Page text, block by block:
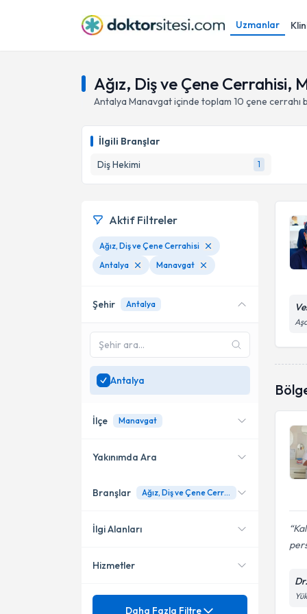
Uzmanlar
Ağız, Diş ve Çene Cerrahisi,
Antalya Manavgatiçinde toplam 10 çene cerrahı
İlgili Branşlar
Diş Hekimi
1
Aktif Filtreler
Ağız, Diş ve Çene Cerrahisi
Antalya
Manavgat
Şehir Antalya
Antalya
İlçe Manavgat
Muratpaşa
Konyaaltı
Yakınımda Ara
Konumuma yakın uzmanları
Branşlar Ağız, Diş ve Çene Cerrahisi
Ağız, Diş ve Çene Cerrahisi
Diş Hekimi
İlgi Alanları
20 Lik Diş Çekimi
Hizmetler
Mezuniyet
Daha Fazla Filtre